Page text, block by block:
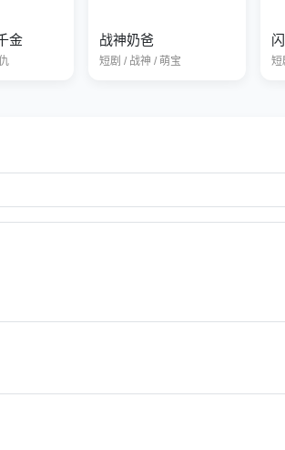
金 战神奶爸
短剧 / 战神 / 萌宝 短